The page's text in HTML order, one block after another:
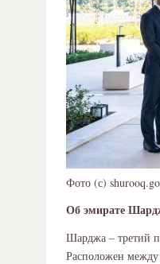
Фото (с)
Об эмирате
Шарджа – третий
Расположен